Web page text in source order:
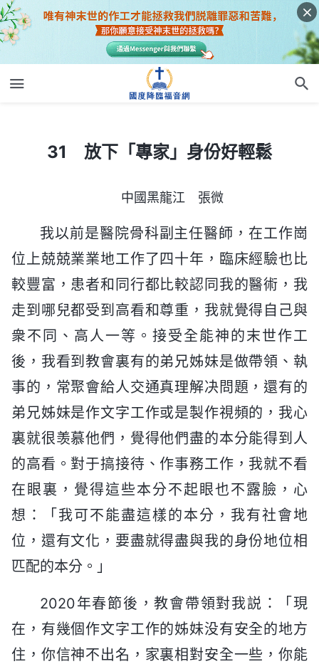
31 放下「專家」身份好輕鬆
中國黑龍江 張微
我以前是醫院骨科副主任醫師，在工作崗
位上兢兢業業地工作了四十年，臨床經驗也比
較豐富，患者和同行都比較認同我的醫術，我
走到哪兒都受到高看和尊重，我就覺得自己與
衆不同、高人一等。接受全能神的末世作工
後，我看到教會裏有的弟兄姊妹是做帶領、執
事的，常聚會給人交通真理解决問題，還有的
弟兄姊妹是作文字工作或是製作視頻的，我心
裏就很羡慕他們，覺得他們盡的本分能得到人
的高看。對于搞接待、作事務工作，我就不看
在眼裏，覺得這些本分不起眼也不露臉，心
想：「我可不能盡這樣的本分，我有社會地
位，還有文化，要盡就得盡與我的身份地位相
匹配的本分。」
2020年春節後，教會帶領對我説：「現
在，有幾個作文字工作的姊妹没有安全的地方
住，你信神不出名，家裏相對安全一些，你能